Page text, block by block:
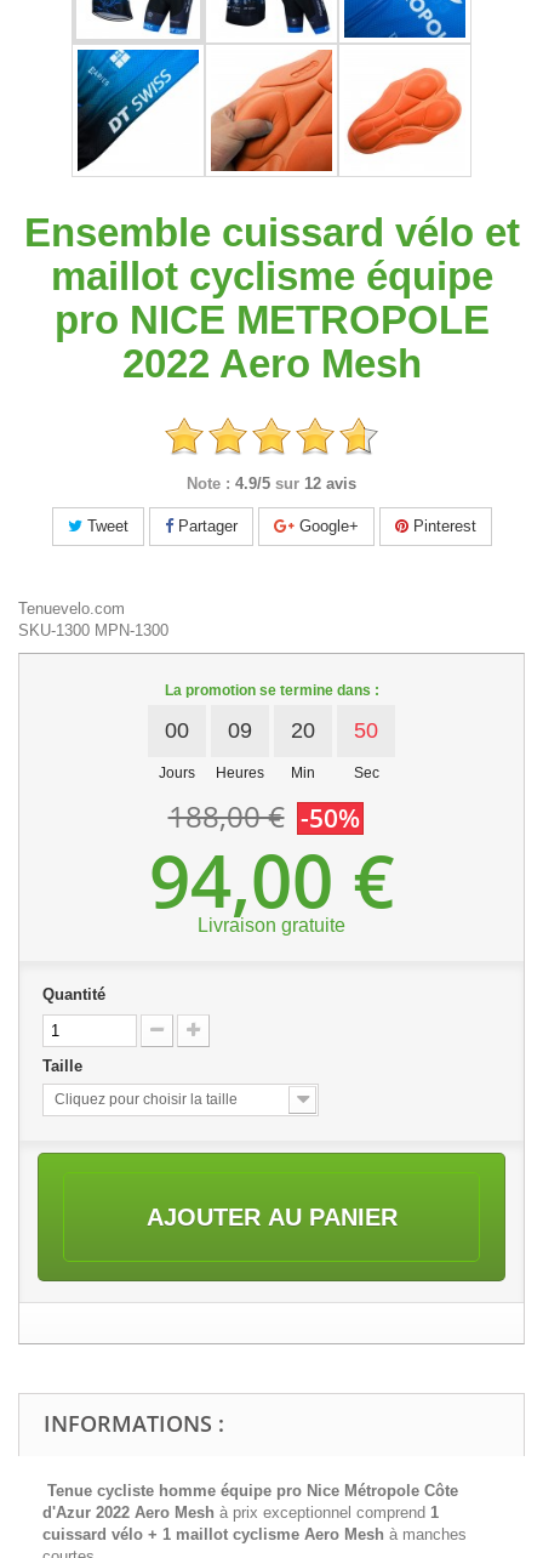
Ensemble cuissard vélo et
maillot cyclisme équipe
pro NICE METROPOLE
2022 Aero Mesh
Note : 4.9/5 sur 12 avis
Tweet Partager Google+ Pinterest
Tenuevelo.com
SKU-1300 MPN-1300
La promotion se termine dans :
00
Jours
09
Heures
20
Min
50
Sec
188,00 € -50%
94,00 €
Livraison gratuite
Quantité
Taille
Cliquez pour choisir la taille
AJOUTER AU PANIER
INFORMATIONS :
Tenue cycliste homme équipe pro Nice Métropole Côte
d'Azur 2022 Aero Mesh à prix exceptionnel comprend 1
cuissard vélo + 1 maillot cyclisme Aero Mesh à manches